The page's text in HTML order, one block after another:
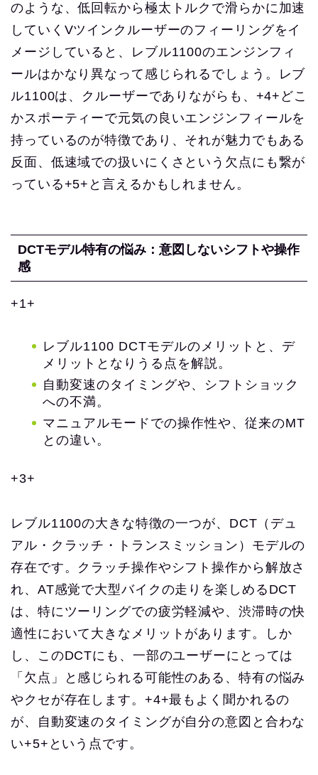
のような、低回転から極太トルクで滑らかに加速
していくVツインクルーザーのフィーリングをイ
メージしていると、レブル1100のエンジンフィ
ールはかなり異なって感じられるでしょう。レブ
ル1100は、クルーザーでありながらも、+4+どこ
かスポーティーで元気の良いエンジンフィールを
持っているのが特徴であり、それが魅力でもある
反面、低速域での扱いにくさという欠点にも繋が
っている+5+と言えるかもしれません。
DCTモデル特有の悩み：意図しないシフトや操作
感
+1+
レブル1100 DCTモデルのメリットと、デ
メリットとなりうる点を解説。
自動変速のタイミングや、シフトショック
への不満。
マニュアルモードでの操作性や、従来のMT
との違い。
+3+
レブル1100の大きな特徴の一つが、DCT（デュ
アル・クラッチ・トランスミッション）モデルの
存在です。クラッチ操作やシフト操作から解放さ
れ、AT感覚で大型バイクの走りを楽しめるDCT
は、特にツーリングでの疲労軽減や、渋滞時の快
適性において大きなメリットがあります。しか
し、このDCTにも、一部のユーザーにとっては
「欠点」と感じられる可能性のある、特有の悩み
やクセが存在します。+4+最もよく聞かれるの
が、自動変速のタイミングが自分の意図と合わな
い+5+という点です。